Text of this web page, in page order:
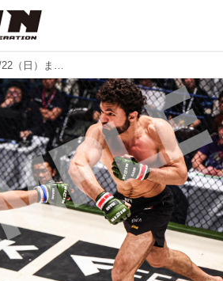
【12/7更新】12/22（日）まで販売！RIZIN LANDMARK 10の試合写真をプリントして手に入れよう！『eプリントサービス』にて販売中！